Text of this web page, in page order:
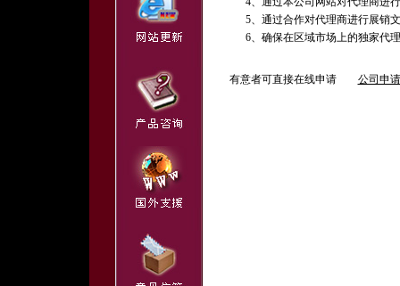
5、通过合作对代理商进行展销
6、确保在区域市场上的独家代
有意者可直接在线申请 公司申请